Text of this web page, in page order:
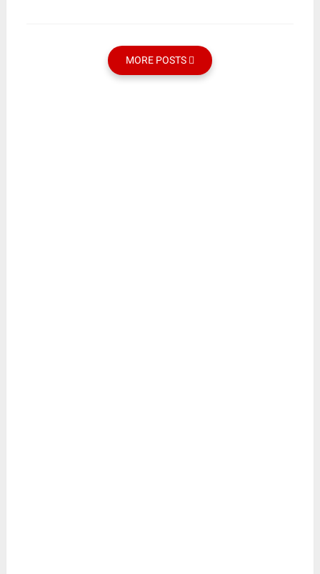
MORE POSTS